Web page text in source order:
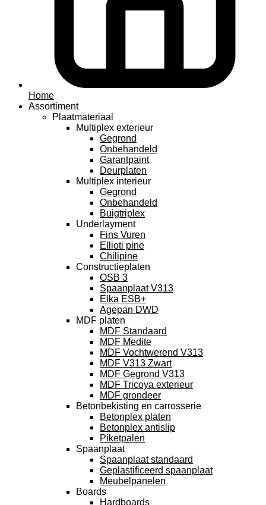
Home
Assortiment
Plaatmateriaal
Multiplex exterieur
Gegrond
Onbehandeld
Garantpaint
Deurplaten
Multiplex interieur
Gegrond
Onbehandeld
Buigtriplex
Underlayment
Fins Vuren
Ellioti pine
Chilipine
Constructieplaten
OSB 3
Spaanplaat V313
Elka ESB+
Agepan DWD
MDF platen
MDF Standaard
MDF Medite
MDF Vochtwerend V313
MDF V313 Zwart
MDF Gegrond V313
MDF Tricoya exterieur
MDF grondeer
Betonbekisting en carrosserie
Betonplex platen
Betonplex antislip
Piketpalen
Spaanplaat
Spaanplaat standaard
Geplastificeerd spaanplaat
Meubelpanelen
Boards
Hardboards